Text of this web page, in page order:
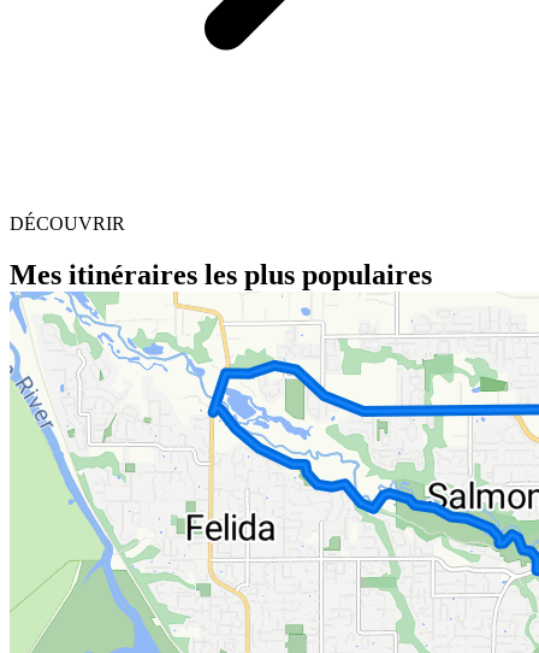
DÉCOUVRIR
Mes itinéraires les plus populaires